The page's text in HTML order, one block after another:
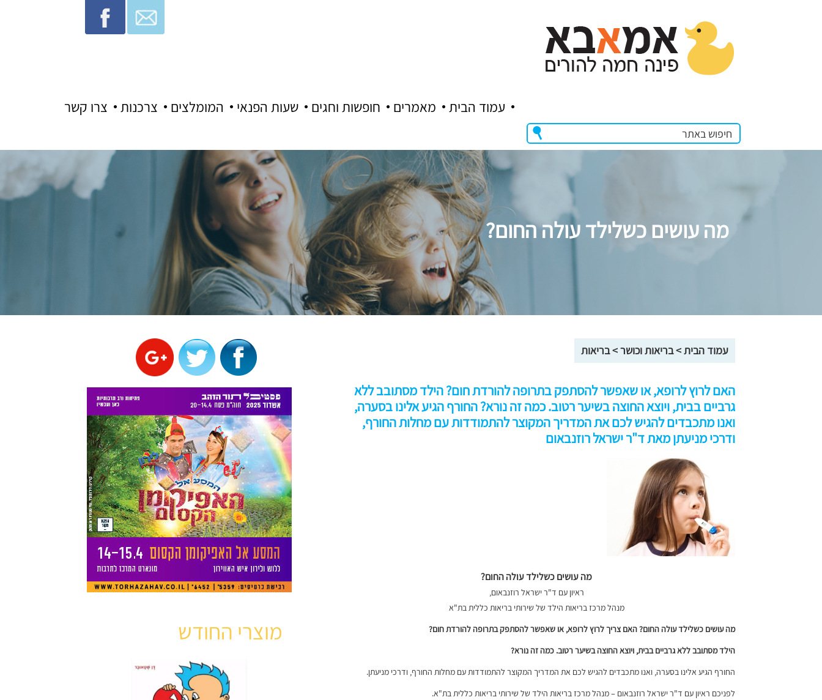
צרו קשר צרכנות המומלצים שעות הפנאי חופשות וחגים מאמרים עמוד הבית
מה עושים כשלילד עולה החום?
עמוד הבית>בריאות וכושר>בריאות
האם לרוץ לרופא, או שאפשר להסתפק בתרופה להורדת חום? הילד מסתובב ללא
גרביים בבית, ויוצא החוצה בשיער רטוב. כמה זה נורא? החורף הגיע אלינו בסערה,
ואנו מתכבדים להגיש לכם את המדריך המקוצר להתמודדות עם מחלות החורף,
ודרכי מניעתן מאת ד"ר ישראל רוזנבאום
מה עושים כשלילד עולה החום?
ראיון עם ד"ר ישראל רוזנבאום,
מנהל מרכז בריאות הילד של שירותי בריאות כללית בת"א
מה עושים כשלילד עולה החום? האם צריך לרוץ לרופא, או שאפשר להסתפק בתרופה להורדת חום?
הילד מסתובב ללא גרביים בבית, ויוצא החוצה בשיער רטוב. כמה זה נורא?
החורף הגיע אלינו בסערה, ואנו מתכבדים להגיש לכם את המדריך המקוצר להתמודדות עם מחלות החורף, ודרכי מניעתן.
לפניכם ראיון עם ד"ר ישראל רוזנבאום – מנהל מרכז בריאות הילד של שירותי בריאות כללית בת"א.
מוצרי החודש